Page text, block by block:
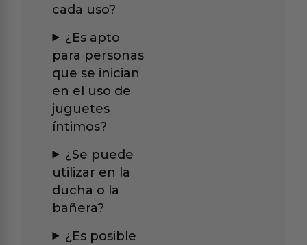
cada uso?
¿Es apto
para personas
que se inician
en el uso de
juguetes
íntimos?
¿Se puede
utilizar en la
ducha o la
bañera?
¿Es posible